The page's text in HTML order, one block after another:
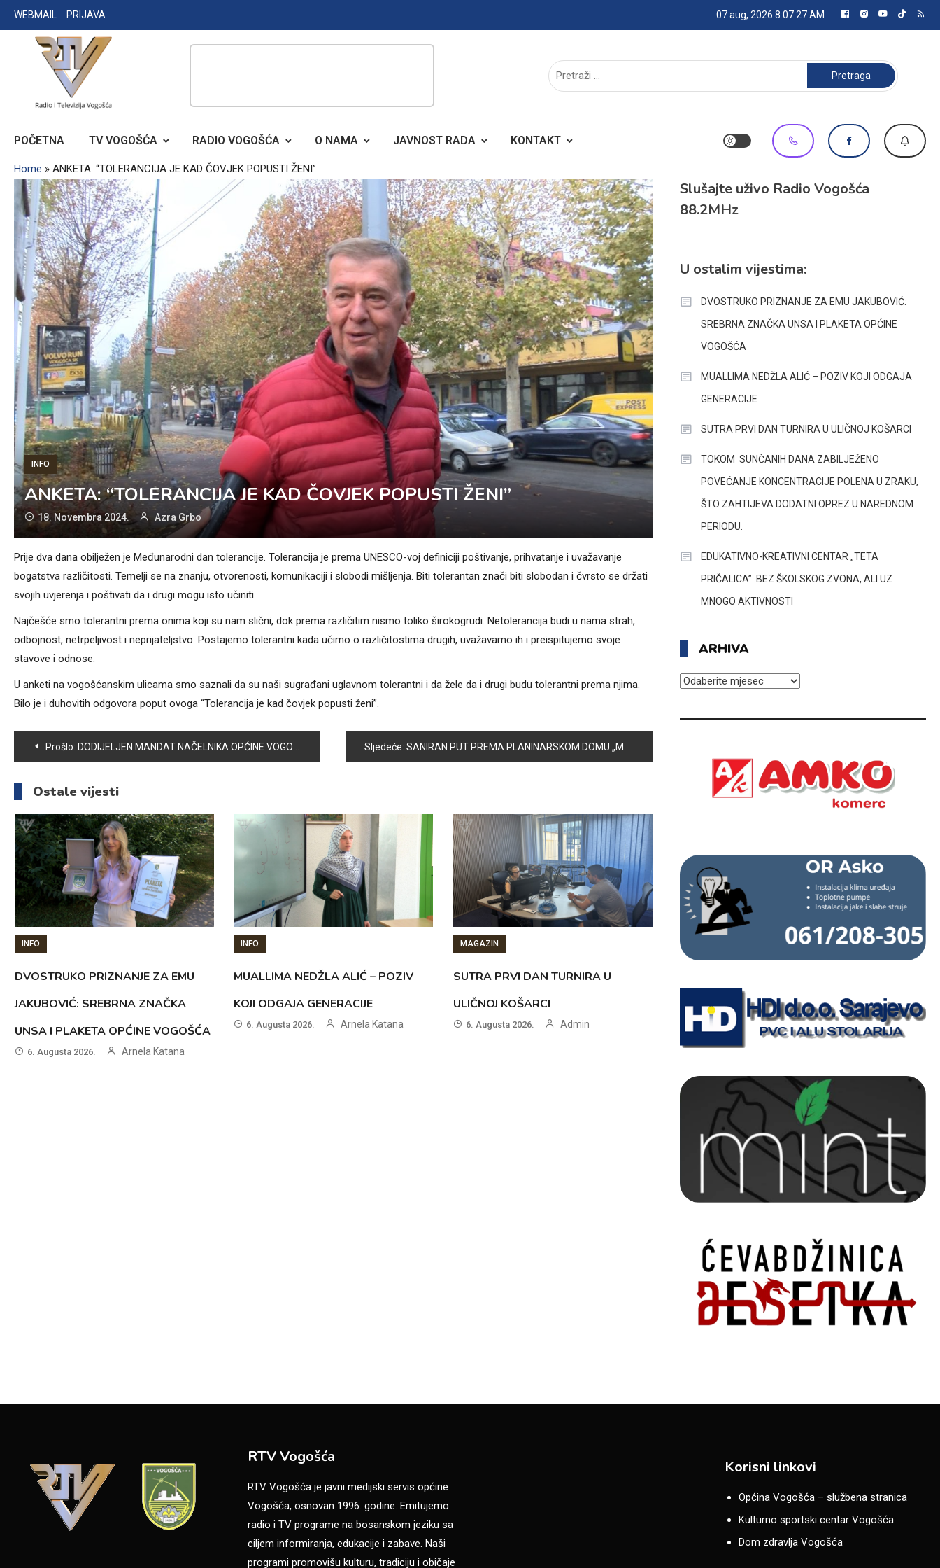
Skip
to
WEBMAIL PRIJAVA 07 aug, 2026 8:07:28 AM
RADIO TELEVIZIJA VOGOŠĆA
Pretraga:
POČETNA TV VOGOŠĆA RADIO VOGOŠĆA O NAMA JAVNOST RADA KONTAKT
Home » ANKETA: “TOLERANCIJA JE KAD ČOVJEK POPUSTI ŽENI”
INFO
ANKETA: “TOLERANCIJA JE KAD ČOVJEK POPUSTI ŽENI”
18. Novembra 2024. Azra Grbo
Prije dva dana obilježen je Međunarodni dan tolerancije. Tolerancija je prema UNESCO-voj definiciji poštivanje, prihvatanje i uvažavanje
bogatstva različitosti. Temelji se na znanju, otvorenosti, komunikaciji i slobodi mišljenja. Biti tolerantan znači biti slobodan i čvrsto se držati
svojih uvjerenja i poštivati da i drugi mogu isto učiniti.
Najčešće smo tolerantni prema onima koji su nam slični, dok prema različitim nismo toliko širokogrudi. Netolerancija budi u nama strah,
odbojnost, netrpeljivost i neprijateljstvo. Postajemo tolerantni kada učimo o različitostima drugih, uvažavamo ih i preispitujemo svoje
stavove i odnose.
U anketi na vogošćanskim ulicama smo saznali da su naši sugrađani uglavnom tolerantni i da žele da i drugi budu tolerantni prema njima.
Bilo je i duhovitih odgovora poput ovoga “Tolerancija je kad čovjek popusti ženi”.
Navigacija
članaka
Prošlo: DODIJELJEN MANDAT NAČELNIKA OPĆINE VOGOŠĆA MIGDADU HASANOVIĆU Sljedeće: SANIRAN PUT PREMA PLANINARSKOM DOMU „MOTKA“
Ostale vijesti
INFO
DVOSTRUKO PRIZNANJE ZA EMU
JAKUBOVIĆ: SREBRNA ZNAČKA
UNSA I PLAKETA OPĆINE VOGOŠĆA
6. Augusta 2026. Arnela Katana
INFO
MUALLIMA NEDŽLA ALIĆ – POZIV
KOJI ODGAJA GENERACIJE
6. Augusta 2026. Arnela Katana
MAGAZIN
SUTRA PRVI DAN TURNIRA U
ULIČNOJ KOŠARCI
6. Augusta 2026. Admin
Slušajte uživo Radio Vogošća
88.2MHz
U ostalim vijestima:
DVOSTRUKO PRIZNANJE ZA EMU JAKUBOVIĆ:
SREBRNA ZNAČKA UNSA I PLAKETA OPĆINE
VOGOŠĆA
MUALLIMA NEDŽLA ALIĆ – POZIV KOJI ODGAJA
GENERACIJE
SUTRA PRVI DAN TURNIRA U ULIČNOJ KOŠARCI
TOKOM SUNČANIH DANA ZABILJEŽENO
POVEĆANJE KONCENTRACIJE POLENA U ZRAKU,
ŠTO ZAHTIJEVA DODATNI OPREZ U NAREDNOM
PERIODU.
EDUKATIVNO-KREATIVNI CENTAR „TETA
PRIČALICA”: BEZ ŠKOLSKOG ZVONA, ALI UZ
MNOGO AKTIVNOSTI
ARHIVA
ARHIVA
RTV Vogošća
RTV Vogošća je javni medijski servis općine
Vogošća, osnovan 1996. godine. Emitujemo
radio i TV programe na bosanskom jeziku sa
ciljem informiranja, edukacije i zabave. Naši
programi promovišu kulturu, tradiciju i običaje
Korisni linkovi
Općina Vogošća – službena stranica
Kulturno sportski centar Vogošća
Dom zdravlja Vogošća